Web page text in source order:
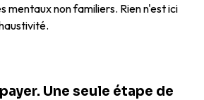
mentaux non familiers. Rien n'est ici
Une seule étape de